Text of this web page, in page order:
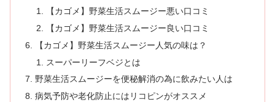
【カゴメ】野菜生活スムージー悪い口コミ
【カゴメ】野菜生活スムージー良い口コミ
【カゴメ】野菜生活スムージー人気の味は？
スーパーリーフベジとは
野菜生活スムージーを便秘解消の為に飲みたい人は
病気予防や老化防止にはリコピンがオススメ